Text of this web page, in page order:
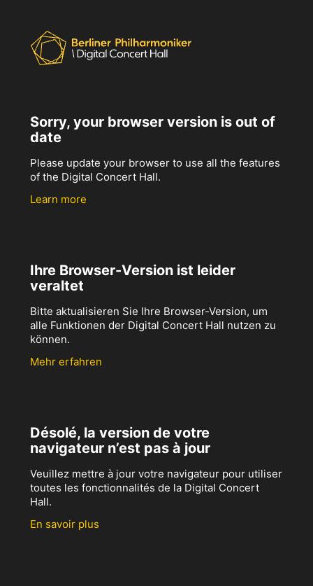
Sorry, your browser version is out of
date
Please update your browser to use all the features
of the Digital Concert Hall.
Learn more
Ihre Browser-Version ist leider
veraltet
Bitte aktualisieren Sie Ihre Browser-Version, um
alle Funktionen der Digital Concert Hall nutzen zu
können.
Mehr erfahren
Désolé, la version de votre
navigateur n’est pas à jour
Veuillez mettre à jour votre navigateur pour utiliser
toutes les fonctionnalités de la Digital Concert
Hall.
En savoir plus